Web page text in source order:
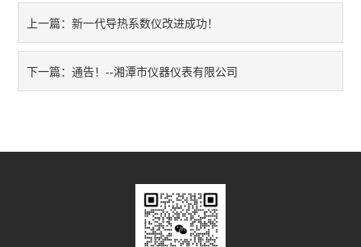
耐火材料检测仪器
快速升温电炉
无机非金属材料理化试验仪
上一篇：新一代导热系数仪改进成功！
下一篇：通告！--湘潭市仪器仪表有限公司